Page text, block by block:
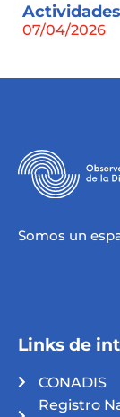
07/04/2026
Somos un
Links de
CONADIS
Registro